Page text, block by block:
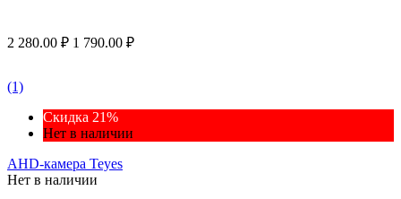
2 280.00 ₽ 1 790.00 ₽
(1)
Скидка 21%
Нет в наличии
AHD-камера Teyes
Нет в наличии